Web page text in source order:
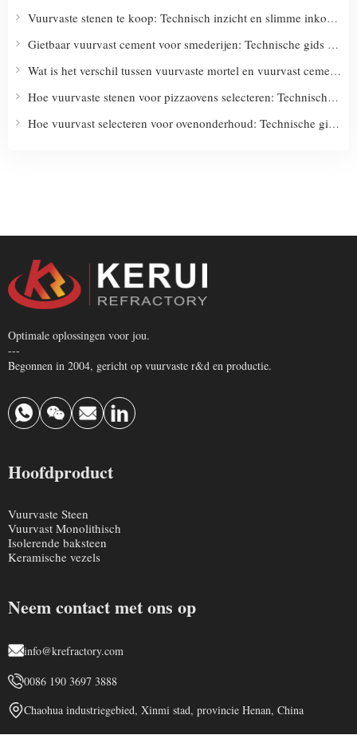
Vuurvaste stenen te koop: Technisch inzicht en slimme inkoopstrategieën
Gietbaar vuurvast cement voor smederijen: Technische gids & toepassingsoplossingen
Wat is het verschil tussen vuurvaste mortel en vuurvast cement?
Hoe vuurvaste stenen voor pizzaovens selecteren: Technische gids en inkooptips
Hoe vuurvast selecteren voor ovenonderhoud: Technische gids en aankoopcriteria
Optimale oplossingen voor jou.
---
Begonnen in 2004, gericht op vuurvaste r&d en productie.
Hoofdproduct
Vuurvaste Steen
Vuurvast Monolithisch
Isolerende baksteen
Keramische vezels
Neem contact met ons op
info@krefractory.com
0086 190 3697 3888
Chaohua industriegebied, Xinmi stad, provincie Henan, China